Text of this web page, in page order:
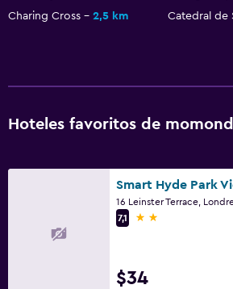
Charing Cross
2,5 km
Hoteles favoritos de
16 Leinster Terrace,
7,1
2 estrellas
$34